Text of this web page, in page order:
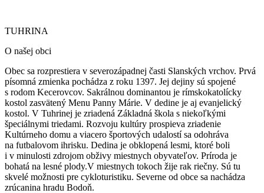
TUHRINA
O našej obci
Obec sa rozprestiera v severozápadnej časti Slanských vrchov. Prvá
písomná zmienka pochádza z roku 1397. Jej dejiny sú spojené
s rodom Kecerovcov. Sakrálnou dominantou je rímskokatolícky
kostol zasvätený Menu Panny Márie. V dedine je aj evanjelický
kostol. V Tuhrinej je zriadená Základná škola s niekoľkými
špeciálnymi triedami. Rozvoju kultúry prospieva zriadenie
Kultúrneho domu a viacero športových udalostí sa odohráva
na futbalovom ihrisku. Dedina je obklopená lesmi, ktoré boli
i v minulosti zdrojom obživy miestnych obyvateľov. Príroda je
bohatá na lesné plody.V miestnych tokoch žije rak riečny. Sú tu
skvelé možnosti pre cykloturistiku. Severne od obce sa nachádza
zrúcanina hradu Bodoň.